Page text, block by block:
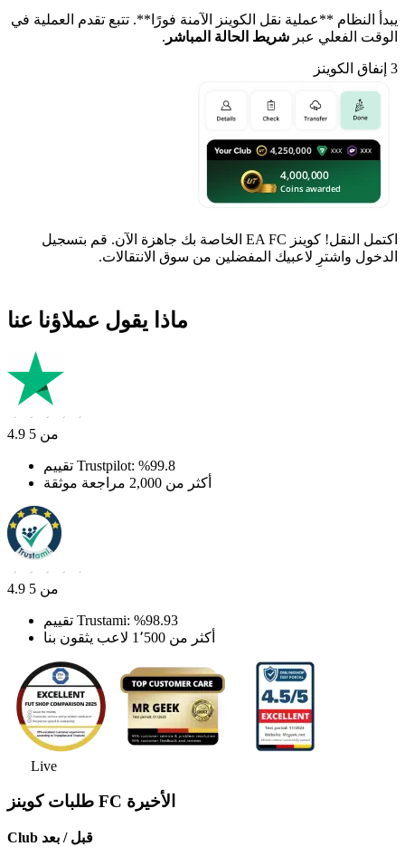
يبدأ النظام **عملية نقل الكوينز الآمنة فورًا**. تتبع تقدم العملية في
الوقت الفعلي عبر شريط الحالة المباشر .
3 إنفاق الكوينز
اكتمل النقل! كوينز EA FC الخاصة بك جاهزة الآن. قم بتسجيل
الدخول واشترِ لاعبيك المفضلين من سوق الانتقالات.
ماذا يقول عملاؤنا عنا
4.9 من 5
تقييم Trustpilot: ‎%99.8
أكثر من 2,000 مراجعة موثقة
4.9 من 5
تقييم Trustami: ‎%98.93
أكثر من 1٬500 لاعب يثقون بنا
Live
طلبات كوينز FC الأخيرة
Club قبل / بعد